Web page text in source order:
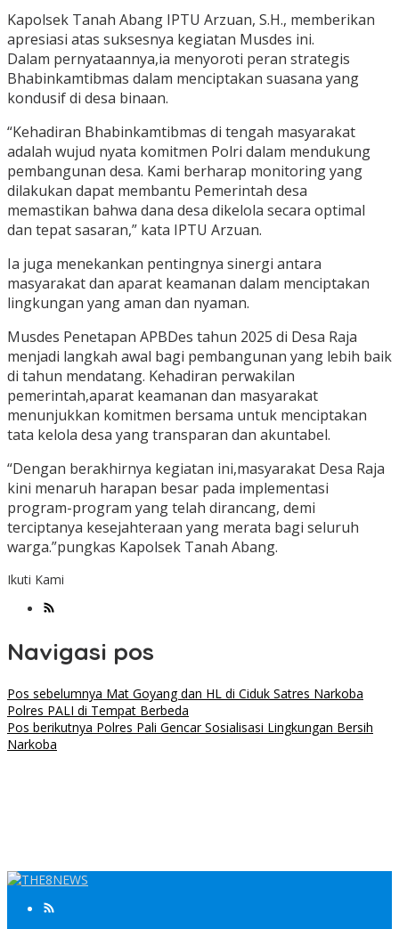
Kapolsek Tanah Abang IPTU Arzuan, S.H., memberikan
apresiasi atas suksesnya kegiatan Musdes ini.
Dalam pernyataannya,ia menyoroti peran strategis
Bhabinkamtibmas dalam menciptakan suasana yang
kondusif di desa binaan.
“Kehadiran Bhabinkamtibmas di tengah masyarakat
adalah wujud nyata komitmen Polri dalam mendukung
pembangunan desa. Kami berharap monitoring yang
dilakukan dapat membantu Pemerintah desa
memastikan bahwa dana desa dikelola secara optimal
dan tepat sasaran,” kata IPTU Arzuan.
Ia juga menekankan pentingnya sinergi antara
masyarakat dan aparat keamanan dalam menciptakan
lingkungan yang aman dan nyaman.
Musdes Penetapan APBDes tahun 2025 di Desa Raja
menjadi langkah awal bagi pembangunan yang lebih baik
di tahun mendatang. Kehadiran perwakilan
pemerintah,aparat keamanan dan masyarakat
menunjukkan komitmen bersama untuk menciptakan
tata kelola desa yang transparan dan akuntabel.
“Dengan berakhirnya kegiatan ini,masyarakat Desa Raja
kini menaruh harapan besar pada implementasi
program-program yang telah dirancang, demi
terciptanya kesejahteraan yang merata bagi seluruh
warga.”pungkas Kapolsek Tanah Abang.
Ikuti Kami
Navigasi pos
Pos sebelumnya Mat Goyang dan HL di Ciduk Satres Narkoba
Polres PALI di Tempat Berbeda
Pos berikutnya Polres Pali Gencar Sosialisasi Lingkungan Bersih
Narkoba